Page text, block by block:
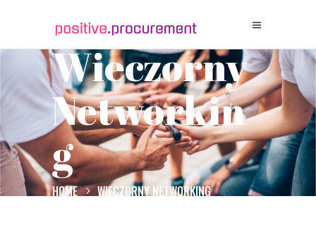
Wieczorny
Networkin
G
HOME WIECZORNY NETWORKING